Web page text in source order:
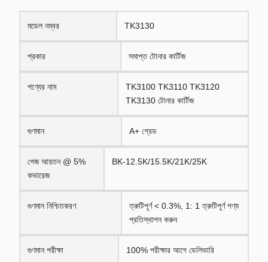
মডেল নম্বর TK3130
প্রকার সমাপ্ত টোনার কার্টিজ
পণ্যের নাম
TK3100 TK3110 TK3120
TK3130 টোনার কার্টিজ
গুণমান A+ গ্রেড
পেজ আয়তন @ 5%
কভারেজ
BK-12.5K/15.5K/21K/25K
গুণমান নিশ্চিতকরণ
ত্রুটিপূর্ণ < 0.3%, 1: 1 ত্রুটিপূর্ণ পণ্য
প্রতিস্থাপন করুন
গুণমান পরীক্ষা 100% পরীক্ষার আগে ডেলিভারি